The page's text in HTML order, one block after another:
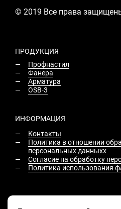
© 2019 Все права
ПРОДУКЦИЯ
Профнастил
Фанера
Арматура
OSB-3
ИНФОРМАЦИЯ
Контакты
Политика в отношении
персональных данныхх
Согласие на обработку
Политика использования